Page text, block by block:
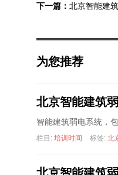
下一篇： 北京智能建
为您推荐
北京智能建筑
智能建筑弱电系统，
栏目: 培训时间 标签: 北